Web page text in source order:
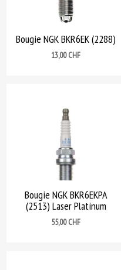
Bougie NGK BKR6EK (2288)
Prix
13,00 CHF
Bougie NGK BKR6EKPA
(2513) Laser Platinum
Prix
55,00 CHF